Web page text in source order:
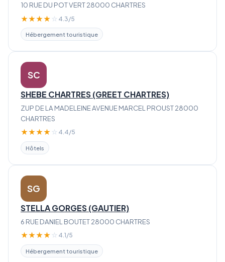
10 RUE DU POT VERT 28000 CHARTRES
★★★★ ☆ 4.3/5
Hébergement touristique
SC
SHEBE CHARTRES (GREET CHARTRES)
ZUP DE LA MADELEINE AVENUE MARCEL PROUST 28000
CHARTRES
★★★★ ☆ 4.4/5
Hôtels
SG
STELLA GORGES (GAUTIER)
6 RUE DANIEL BOUTET 28000 CHARTRES
★★★★ ☆ 4.1/5
Hébergement touristique